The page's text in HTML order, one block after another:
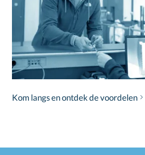
Kom langs en ontdek de voordelen